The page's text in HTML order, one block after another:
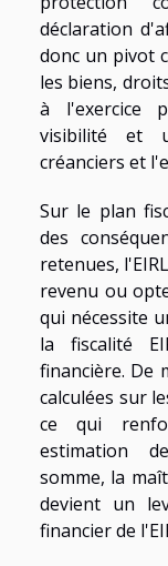
déclaration
donc un pivot
les biens,
à l'exercice
visibilité et
créanciers et
Sur le plan
des
retenues,
revenu ou
qui nécessite
la fiscalité
financière. De
calculées sur
ce qui
estimation
somme, la
devient un
financier de